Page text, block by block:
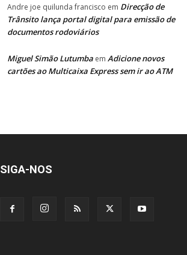
Andre joe quilunda francisco em Direcção de
Trânsito lança portal digital para emissão de
documentos rodoviários
Miguel Simão Lutumba em Adicione novos
cartões ao Multicaixa Express sem ir ao ATM
SIGA-NOS